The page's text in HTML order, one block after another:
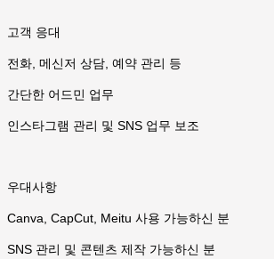
고객 응대
전화, 메신저 상담, 예약 관리 등
간단한 어드민 업무
인스타그램 관리 및 SNS 업무 보조
우대사항
Canva, CapCut, Meitu 사용 가능하신 분
SNS 관리 및 콘텐츠 제작 가능하신 분